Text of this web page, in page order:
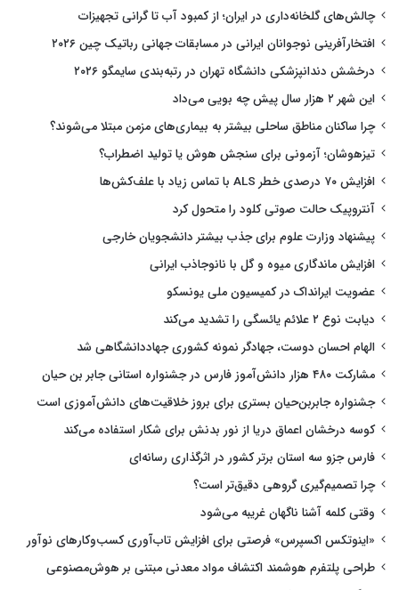
چالش‌های گلخانه‌داری در ایران؛ از کمبود آب تا گرانی تجهیزات
افتخارآفرینی نوجوانان ایرانی در مسابقات جهانی رباتیک چین ۲۰۲۶
درخشش دندانپزشکی دانشگاه تهران در رتبه‌بندی سایمگو ۲۰۲۶
این شهر ۲ هزار سال پیش چه بویی می‌داد
چرا ساکنان مناطق ساحلی بیشتر به بیماری‌های مزمن مبتلا می‌شوند؟
تیزهوشان؛ آزمونی برای سنجش هوش یا تولید اضطراب؟
افزایش ۷۰ درصدی خطر ALS با تماس زیاد با علف‌کش‌ها
آنتروپیک حالت صوتی کلود را متحول کرد
پیشنهاد وزارت علوم برای جذب بیشتر دانشجویان خارجی
افزایش ماندگاری میوه و گل با نانوجاذب ایرانی
عضویت ایرانداک در کمیسیون ملی یونسکو
دیابت نوع ۲ علائم یائسگی را تشدید می‌کند
الهام احسان دوست، جهادگر نمونه کشوری جهاددانشگاهی شد
مشارکت ۴۸۰ هزار دانش‌آموز فارس در جشنواره استانی جابر بن حیان
جشنواره جابربن‌حیان بستری برای بروز خلاقیت‌های دانش‌آموزی است
کوسه درخشان اعماق دریا از نور بدنش برای شکار استفاده می‌کند
فارس جزو سه استان برتر کشور در اثرگذاری رسانه‌ای
چرا تصمیم‌گیری گروهی دقیق‌تر است؟
وقتی کلمه آشنا ناگهان غریبه می‌شود
«اینوتکس اکسپرس» فرصتی برای افزایش تاب‌آوری کسب‌وکارهای نوآور
طراحی پلتفرم هوشمند اکتشاف مواد معدنی مبتنی بر هوش‌مصنوعی